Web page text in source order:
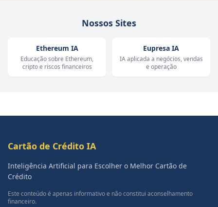
Nossos Sites
Ethereum IA
Educação sobre Ethereum,
cripto e riscos financeiros
Eupresa IA
IA aplicada a negócios, vendas
e operação
Cartão de Crédito IA
Inteligência Artificial para Escolher o Melhor Cartão de
Crédito
Este conteúdo é apenas informativo e não constitui aconselhamento
financeiro.